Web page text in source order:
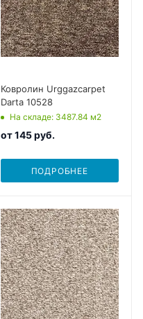
Ковролин Urggazcarpet
Darta 10528
На складе: 3487.84 м2
от145 руб.
ПОДРОБНЕЕ